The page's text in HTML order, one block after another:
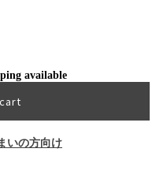
available
いの方向け